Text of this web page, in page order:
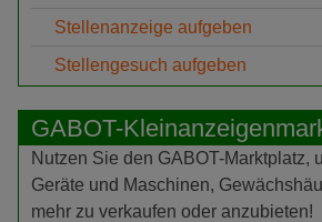
Stellenanzeige aufgeben
Stellengesuch aufgeben
GABOT-
Nutzen Sie den GABOT-Marktplatz,
Geräte und Maschinen,
mehr zu verkaufen oder anzubieten!